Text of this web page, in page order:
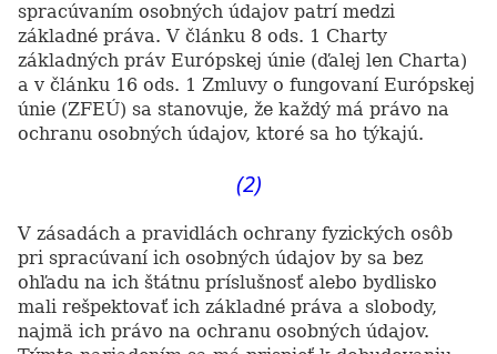
spracúvaním osobných údajov patrí medzi
základné práva. V článku 8 ods. 1 Charty
základných práv Európskej únie (ďalej len Charta)
a v článku 16 ods. 1 Zmluvy o fungovaní Európskej
únie (ZFEÚ) sa stanovuje, že každý má právo na
ochranu osobných údajov, ktoré sa ho týkajú.
(2)
V zásadách a pravidlách ochrany fyzických osôb
pri spracúvaní ich osobných údajov by sa bez
ohľadu na ich štátnu príslušnosť alebo bydlisko
mali rešpektovať ich základné práva a slobody,
najmä ich právo na ochranu osobných údajov.